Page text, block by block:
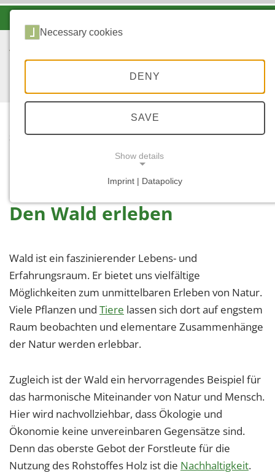
STARTSEITE
...
FÜR LEHRKRÄFTE UND
Den Wald erleben
Wald ist ein faszinierender Lebens- und
Erfahrungsraum. Er bietet uns vielfältige
Möglichkeiten zum unmittelbaren Erleben von Natur.
Viele Pflanzen und Tiere lassen sich dort auf engstem
Raum beobachten und elementare Zusammenhänge
der Natur werden erlebbar.
Zugleich ist der Wald ein hervorragendes Beispiel für
das harmonische Miteinander von Natur und Mensch.
Hier wird nachvollziehbar, dass Ökologie und
Ökonomie keine unvereinbaren Gegensätze sind.
Denn das oberste Gebot der Forstleute für die
Nutzung des Rohstoffes Holz ist die Nachhaltigkeit.
Necessary cookies
DENY
SAVE
Show details
Imprint | Datapolicy